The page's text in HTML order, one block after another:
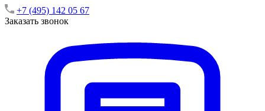
+7 (495) 142 05 67
Заказать звонок